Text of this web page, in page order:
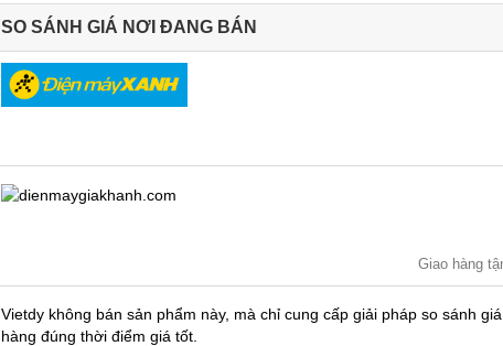
SO SÁNH GIÁ NƠI ĐANG BÁN
Giao hàng
Vietdy không bán sản phẩm này, mà chỉ cung cấp giải pháp so sánh
hàng đúng thời điểm giá tốt.